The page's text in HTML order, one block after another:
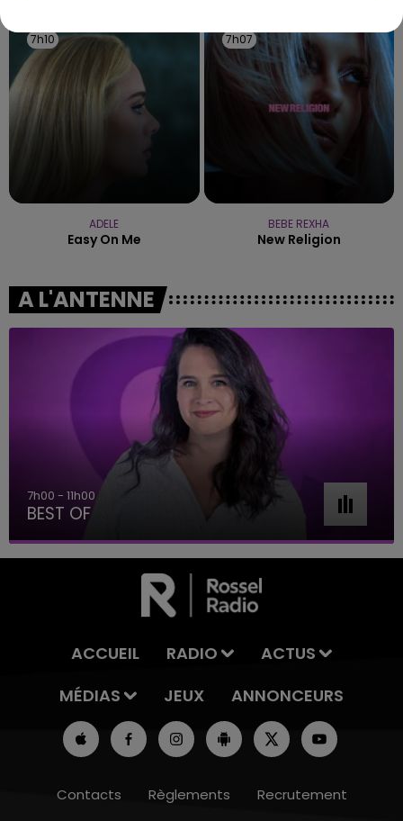
7h10
7h10
ADELE
Easy On Me
7h07
7h07
BEBE REXHA
New Religion
A L'ANTENNE
7h00 - 11h00
BEST OF
ACCUEIL RADIO
ACTUS
MÉDIAS
JEUX ANNONCEURS
Contacts Règlements Recrutement